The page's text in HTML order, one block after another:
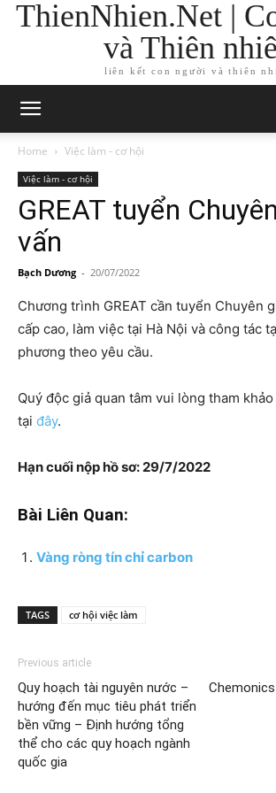
ThienNhien.Net |
và Thiên
liên kết con người và thiên
Home Việc làm - cơ hội
Việc làm - cơ hội
GREAT tuyển
vấn
Bạch Dương - 20/07/2022
Chương trình GREAT cần tuyển Chuyên
cấp cao, làm việc tại Hà Nội và công tác
phương theo yêu cầu.
Quý độc giả quan tâm vui lòng tham
tại đây.
Hạn cuối nộp hồ sơ:29/7/2022
Bài Liên Quan:
Vàng ròng tín chỉ carbon
TAGS cơ hội việc làm
Previous article
Quy hoạch tài nguyên nước –
hướng đến mục tiêu phát triển
bền vững – Định hướng tổng
thể cho các quy hoạch ngành
quốc gia